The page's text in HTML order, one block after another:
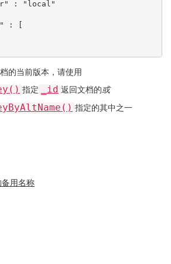
: "local"
: [
的当前版本，请使用
指定 _id 返回文档的或
指定的其中之一
用名称